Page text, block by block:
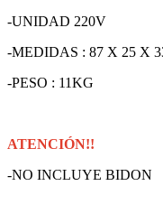
-UNIDAD 220V
-MEDIDAS : 87 X 25 X
-PESO : 11KG
ATENCIÓN!!
-NO INCLUYE BIDON